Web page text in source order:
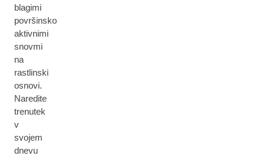
blagimi
površinsko
aktivnimi
snovmi
na
rastlinski
osnovi.
Naredite
trenutek
v
svojem
dnevu